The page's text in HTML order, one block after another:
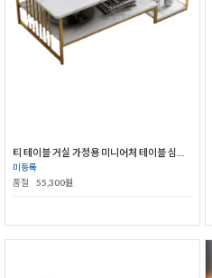
미등록
품절
55,300원